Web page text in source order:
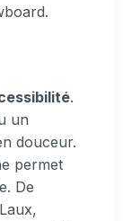
.
un
douceur.
permet
De